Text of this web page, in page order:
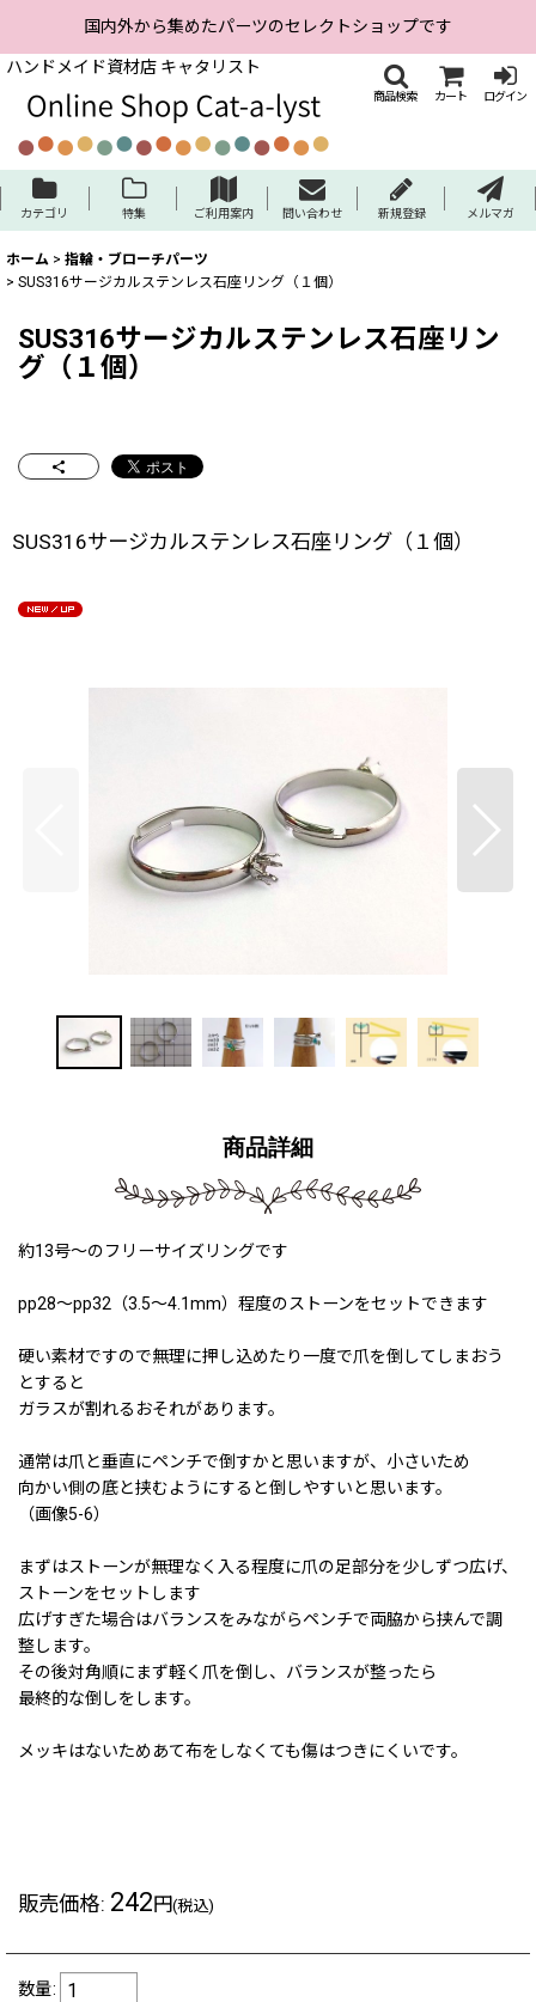
国内外から集めたパーツのセレクトショップです
ハンドメイド資材店 キャタリスト
商品検索 カート ログイン
カテゴリ 特集 ご利用案内 問い合わせ 新規登録 メルマガ
ホーム > 指輪・ブローチパーツ
> SUS316サージカルステンレス石座リング（１個）
SUS316サージカルステンレス石座リン
グ（１個）
SUS316サージカルステンレス石座リング（１個）
商品詳細
約13号〜のフリーサイズリングです
pp28〜pp32（3.5〜4.1mm）程度のストーンをセットできます
硬い素材ですので無理に押し込めたり一度で爪を倒してしまおう
とすると
ガラスが割れるおそれがあります。
通常は爪と垂直にペンチで倒すかと思いますが、小さいため
向かい側の底と挟むようにすると倒しやすいと思います。
（画像5-6）
まずはストーンが無理なく入る程度に爪の足部分を少しずつ広げ、
ストーンをセットします
広げすぎた場合はバランスをみながらペンチで両脇から挟んで調
整します。
その後対角順にまず軽く爪を倒し、バランスが整ったら
最終的な倒しをします。
メッキはないためあて布をしなくても傷はつきにくいです。
販売価格: 242円(税込)
数量: